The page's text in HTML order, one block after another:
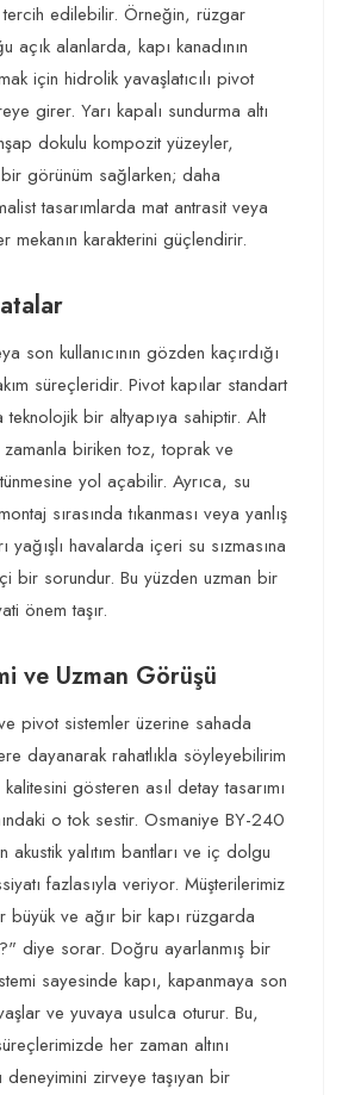
edilebilir. Örneğin, rüzgar
açık alanlarda, kapı kanadının
için hidrolik yavaşlatıcılı pivot
girer. Yarı kapalı sundurma altı
dokulu kompozit yüzeyler,
görünüm sağlarken; daha
tasarımlarda mat antrasit veya
mekanın karakterini güçlendirir.
son kullanıcının gözden kaçırdığı
süreçleridir. Pivot kapılar standart
bir altyapıya sahiptir. Alt
zamanla biriken toz, toprak ve
yol açabilir. Ayrıca, su
sırasında tıkanması veya yanlış
yağışlı havalarda içeri su sızmasına
bir sorundur. Bu yüzden uzman bir
önem taşır.
ve Uzman Görüşü
pivot sistemler üzerine sahada
dayanarak rahatlıkla söyleyebilirim
gösteren asıl detay tasarımı
o tok sestir. Osmaniye BY-240
akustik yalıtım bantları ve iç dolgu
fazlasıyla veriyor. Müşterilerimiz
büyük ve ağır bir kapı rüzgarda
diye sorar. Doğru ayarlanmış bir
sayesinde kapı, kapanmaya son
ve yuvaya usulca oturur. Bu,
her zaman altını
deneyimini zirveye taşıyan bir